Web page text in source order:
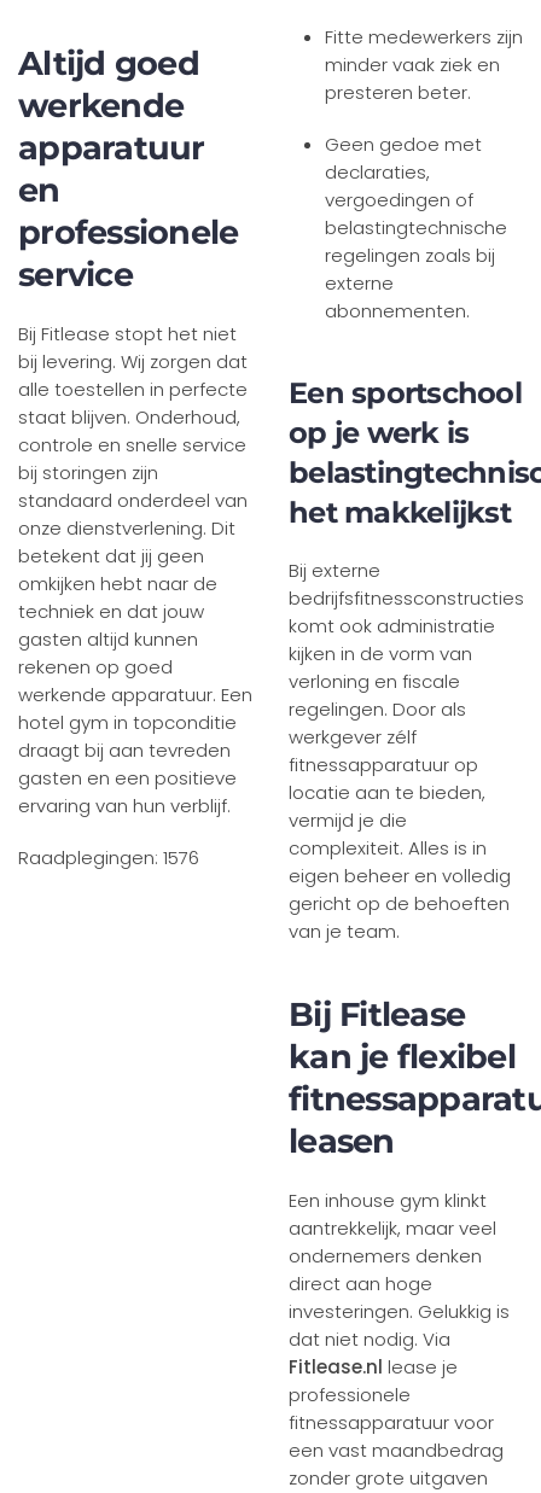
Altijd goed
werkende
apparatuur
en
professionele
service
Bij Fitlease stopt het niet
bij levering. Wij zorgen dat
alle toestellen in perfecte
staat blijven. Onderhoud,
controle en snelle service
bij storingen zijn
standaard onderdeel van
onze dienstverlening. Dit
betekent dat jij geen
omkijken hebt naar de
techniek en dat jouw
gasten altijd kunnen
rekenen op goed
werkende apparatuur. Een
hotel gym in topconditie
draagt bij aan tevreden
gasten en een positieve
ervaring van hun verblijf.
Raadplegingen: 1576
Fitte medewerkers zijn
minder vaak ziek en
presteren beter.
Geen gedoe met
declaraties,
vergoedingen of
belastingtechnische
regelingen zoals bij
externe
abonnementen.
Een sportschool
op je werk is
het makkelijkst
Bij externe
bedrijfsfitnessconstructies
komt ook administratie
kijken in de vorm van
verloning en fiscale
regelingen. Door als
werkgever zélf
fitnessapparatuur op
locatie aan te bieden,
vermijd je die
complexiteit. Alles is in
eigen beheer en volledig
gericht op de behoeften
van je team.
Bij Fitlease
kan je flexibel
leasen
Een inhouse gym klinkt
aantrekkelijk, maar veel
ondernemers denken
direct aan hoge
investeringen. Gelukkig is
dat niet nodig. Via
Fitlease.nl lease je
professionele
fitnessapparatuur voor
een vast maandbedrag
zonder grote uitgaven